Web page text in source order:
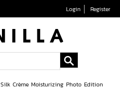
Login Register
Silk Crème Moisturizing Photo Edition